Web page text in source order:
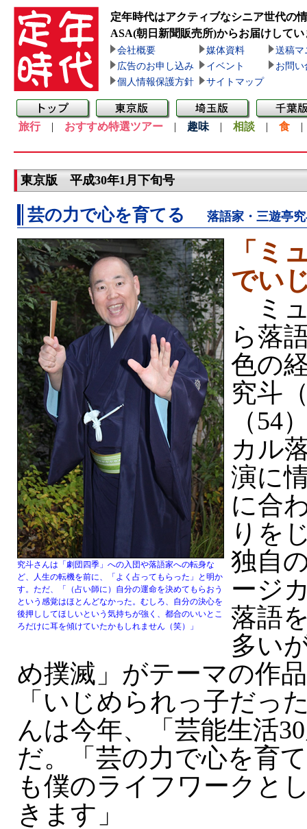
定年時代はアクティブなシニア世代の
ASA(朝日新聞販売所)からお届けしてい
会社概要 媒体資料
送稿マ
広告のお申し込み
イベント
お問い
個人情報保護方針
サイトマップ
旅行| おすすめ特選ツアー | 趣味 | 相談 | 食
東京版 平成30年1月下旬号
芸の力で心を育てる 落語家・三遊亭
究斗さんは「劇団四季」への入団や落語家への転身な
ど、人生の転機を前に、「よく占ってもらった」と明か
す。ただ、「（占い師に）自分の運命を決めてもらおう
という感覚はほとんどなかった。むしろ、自分の決心を
後押ししてほしいという気持ちが強く、都合のいいとこ
ろだけに耳を傾けていたかもしれません（笑）」
「ミ
でい
ミ
ら落
色の
究斗
（54
カル
演に
に合
りを
独自
ージ
落語
多い
め撲滅」がテーマの作
「いじめられっ子だっ
んは今年、「芸能生活
だ。「芸の力で心を育
も僕のライフワークと
きます」